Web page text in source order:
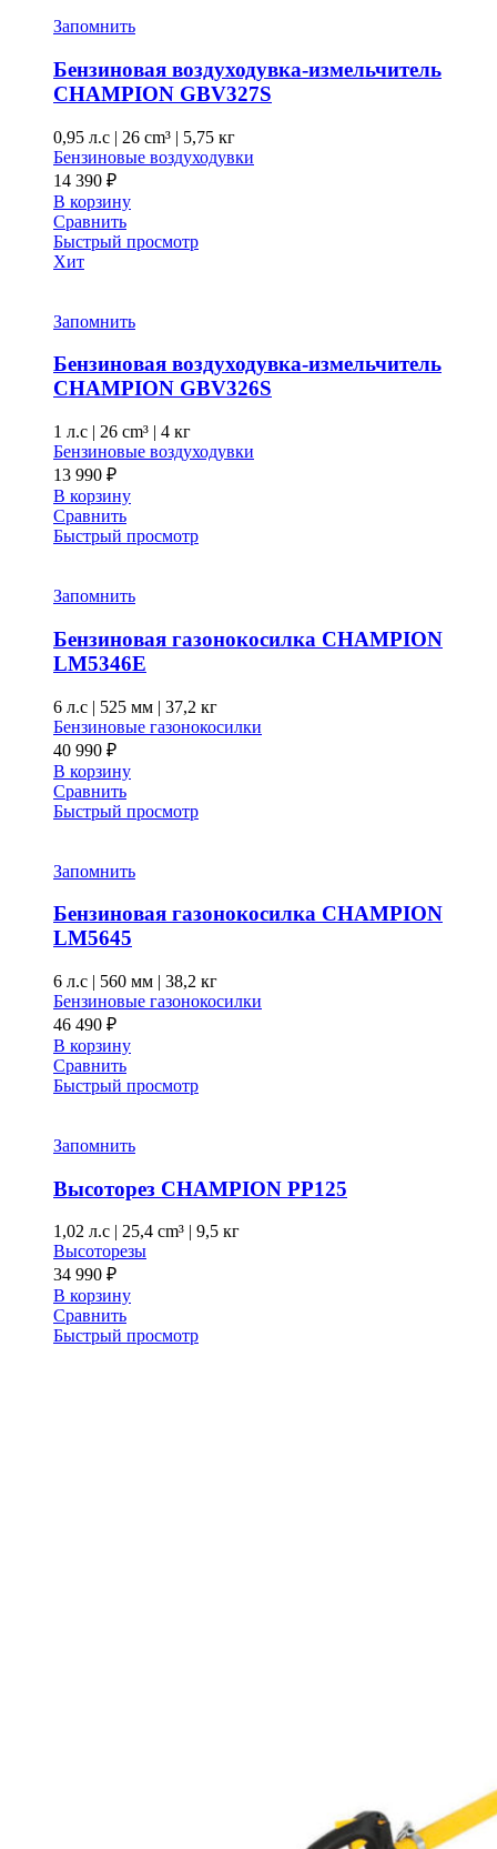
Запомнить
Бензиновая воздуходувка-измельчитель
CHAMPION GBV327S
0,95 л.с | 26 cm³ | 5,75 кг
Бензиновые воздуходувки
14 390 ₽
В корзину
Сравнить
Быстрый просмотр
Хит
Запомнить
Бензиновая воздуходувка-измельчитель
CHAMPION GВV326S
1 л.с | 26 cm³ | 4 кг
Бензиновые воздуходувки
13 990 ₽
В корзину
Сравнить
Быстрый просмотр
Запомнить
Бензиновая газонокосилка CHAMPION
LM5346E
6 л.с | 525 мм | 37,2 кг
Бензиновые газонокосилки
40 990 ₽
В корзину
Сравнить
Быстрый просмотр
Запомнить
Бензиновая газонокосилка CHAMPION
LM5645
6 л.с | 560 мм | 38,2 кг
Бензиновые газонокосилки
46 490 ₽
В корзину
Сравнить
Быстрый просмотр
Запомнить
Высоторез CHAMPION PP125
1,02 л.с | 25,4 cm³ | 9,5 кг
Высоторезы
34 990 ₽
В корзину
Сравнить
Быстрый просмотр